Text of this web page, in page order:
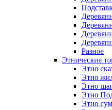
Разное
Этнические
Этно
Этно
Этно
Этно
Этно